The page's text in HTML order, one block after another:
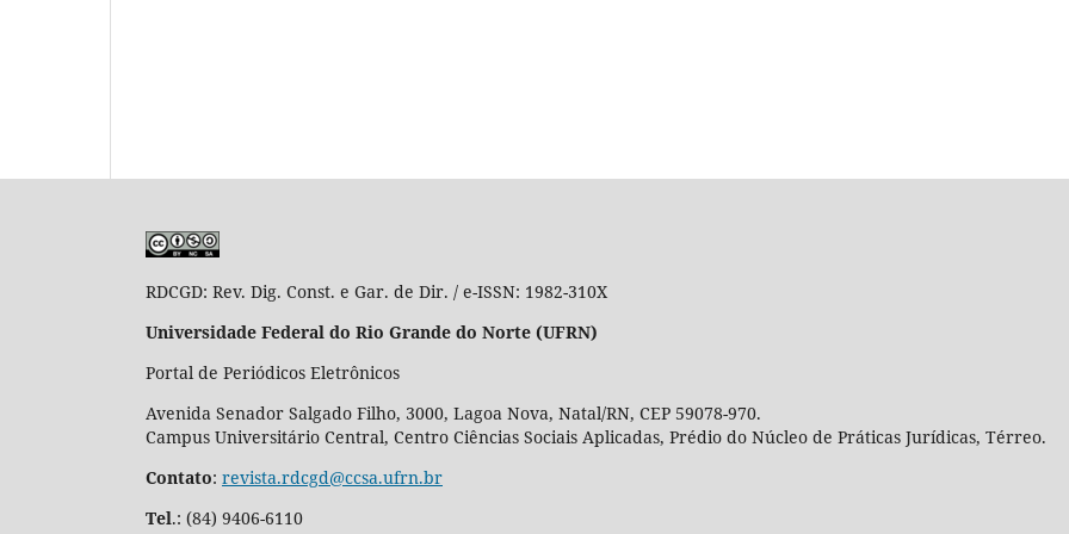
RDCGD: Rev. Dig. Const. e Gar. de Dir. / e-ISSN: 1982-310X
Universidade Federal do Rio Grande do Norte (UFRN)
Portal de Periódicos Eletrônicos
Avenida Senador Salgado Filho, 3000, Lagoa Nova, Natal/RN, CEP 59078-970.
Campus Universitário Central, Centro Ciências Sociais Aplicadas, Prédio do Núcleo de Práticas Jurídicas,
Contato: revista.rdcgd@ccsa.ufrn.br
Tel.: (84) 9406-6110